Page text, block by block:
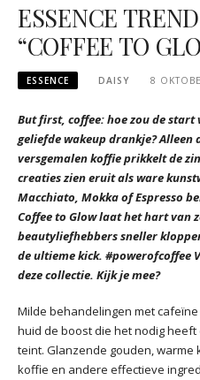
ESSENCE
“COFFEE TO
ESSENCE DAISY 8
But first, coffee: hoe zou de start
geliefde wakeup drankje? Alleen
versgemalen koffie prikkelt de
creaties zien eruit als ware
Macchiato, Mokka of Espresso
Coffee to Glow laat het hart van
beautyliefhebbers sneller
de ultieme kick. #powerofcoffee
deze collectie. Kijk je mee?
Milde behandelingen met
huid de boost die het nodig
teint. Glanzende gouden, warme
koffie en andere effectieve